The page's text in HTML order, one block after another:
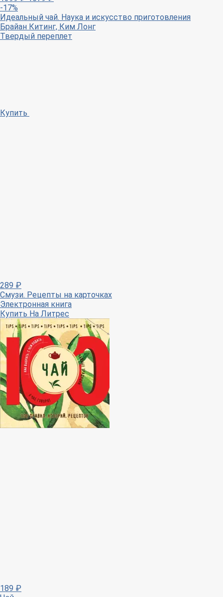
-17%
Идеальный чай. Наука и искусство приготовления
Брайан Китинг, Ким Лонг
Твердый переплет
Купить
289 ₽
Смузи. Рецепты на карточках
Электронная книга
Купить На Литрес
189 ₽